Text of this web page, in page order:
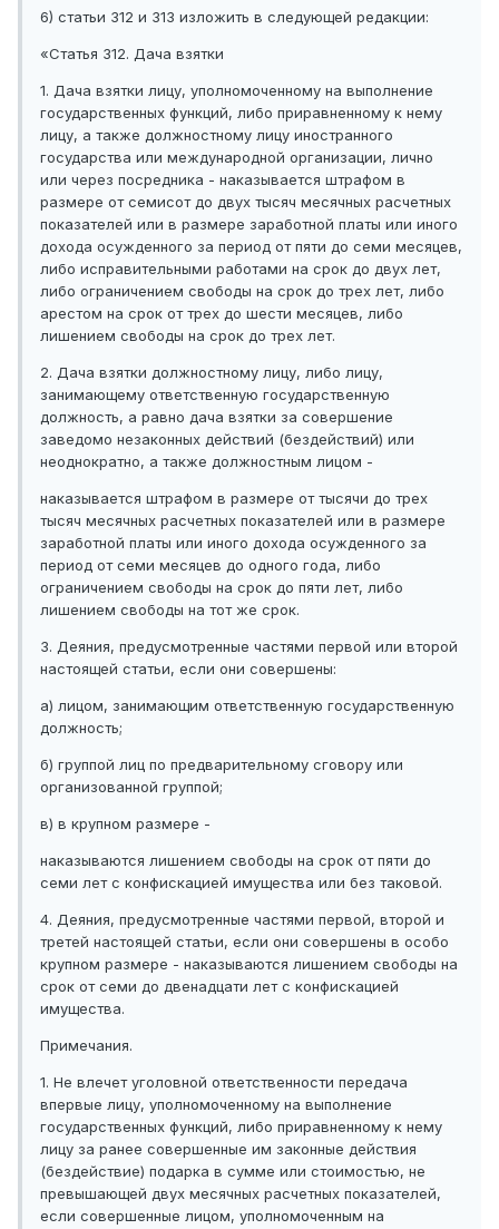
6) статьи 312 и 313 изложить в следующей редакции:
«Статья 312. Дача взятки
1. Дача взятки лицу, уполномоченному на выполнение
государственных функций, либо приравненному к нему
лицу, а также должностному лицу иностранного
государства или международной организации, лично
или через посредника - наказывается штрафом в
размере от семисот до двух тысяч месячных расчетных
показателей или в размере заработной платы или иного
дохода осужденного за период от пяти до семи месяцев,
либо исправительными работами на срок до двух лет,
либо ограничением свободы на срок до трех лет, либо
арестом на срок от трех до шести месяцев, либо
лишением свободы на срок до трех лет.
2. Дача взятки должностному лицу, либо лицу,
занимающему ответственную государственную
должность, а равно дача взятки за совершение
заведомо незаконных действий (бездействий) или
неоднократно, а также должностным лицом -
наказывается штрафом в размере от тысячи до трех
тысяч месячных расчетных показателей или в размере
заработной платы или иного дохода осужденного за
период от семи месяцев до одного года, либо
ограничением свободы на срок до пяти лет, либо
лишением свободы на тот же срок.
3. Деяния, предусмотренные частями первой или второй
настоящей статьи, если они совершены:
а) лицом, занимающим ответственную государственную
должность;
б) группой лиц по предварительному сговору или
организованной группой;
в) в крупном размере -
наказываются лишением свободы на срок от пяти до
семи лет с конфискацией имущества или без таковой.
4. Деяния, предусмотренные частями первой, второй и
третей настоящей статьи, если они совершены в особо
крупном размере - наказываются лишением свободы на
срок от семи до двенадцати лет с конфискацией
имущества.
Примечания.
1. Не влечет уголовной ответственности передача
впервые лицу, уполномоченному на выполнение
государственных функций, либо приравненному к нему
лицу за ранее совершенные им законные действия
(бездействие) подарка в сумме или стоимостью, не
превышающей двух месячных расчетных показателей,
если совершенные лицом, уполномоченным на